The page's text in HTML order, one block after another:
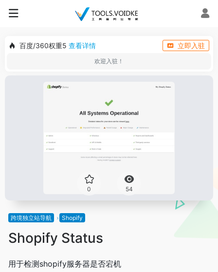
百度/360权重5 查看详情 立即入驻
欢迎入驻！
0 54
跨境独立站导航 Shopify
Shopify Status
用于检测shopify服务器是否宕机